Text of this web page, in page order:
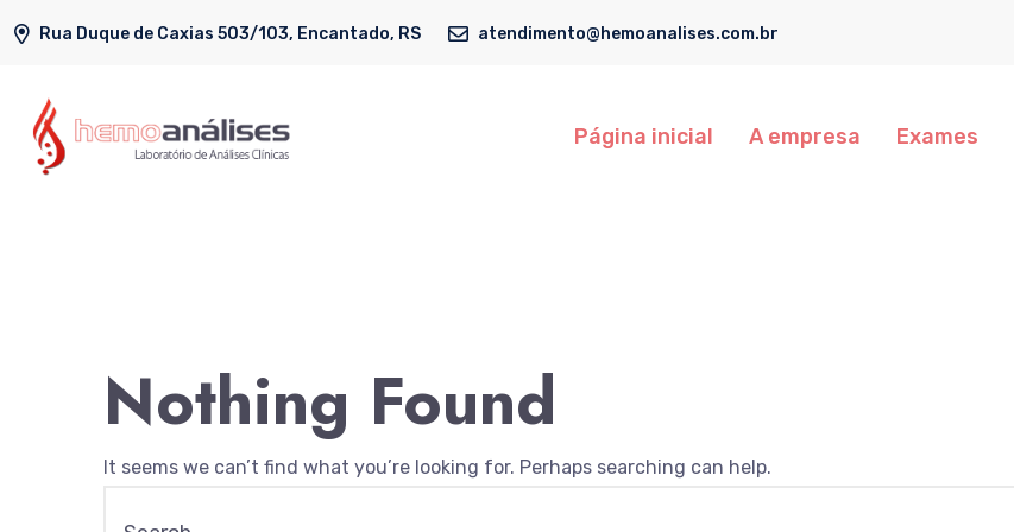
Rua Duque de Caxias 503/103, Encantado, RS atendimento@hemoanalises.com.br
Página inicial A empresa Exames
Nothing Found
It seems we can’t find what you’re looking for. Perhaps searching can help.